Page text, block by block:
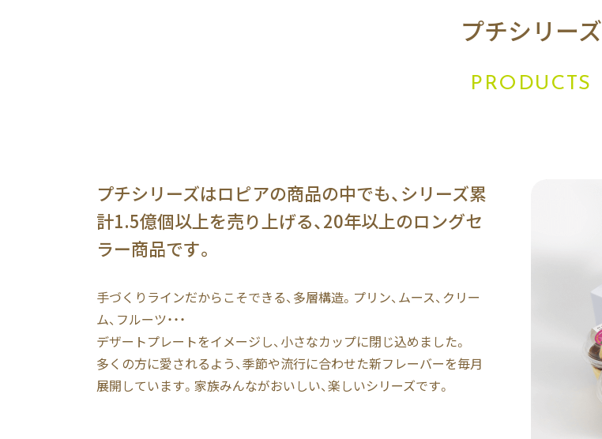
プチシリーズ
PRODUCTS
プチシリーズはロピアの商品の中でも、シリーズ累
計1.5億個以上を売り上げる、20年以上のロングセ
ラー商品です。
手づくりラインだからこそできる、多層構造。プリン、ムース、クリー
ム、フルーツ・・・
デザートプレートをイメージし、小さなカップに閉じ込めました。
多くの方に愛されるよう、季節や流行に合わせた新フレーバーを毎月
展開しています。家族みんながおいしい、楽しいシリーズです。